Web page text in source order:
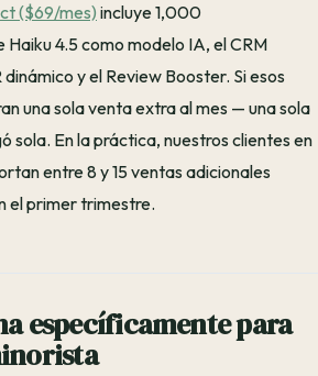
($69/mes) incluye 1,000
4.5 como modelo IA, el CRM
y el Review Booster. Si esos
una sola venta extra al mes — una sola
sola. En la práctica, nuestros clientes en
entre 8 y 15 ventas adicionales
el primer trimestre.
específicamente para